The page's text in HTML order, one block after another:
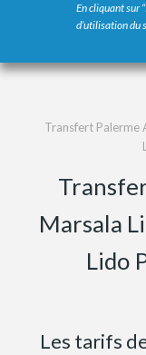
En cliquant sur
d’utilisation du
Transfert Palerme
Marsala
Lido
Les tarifs